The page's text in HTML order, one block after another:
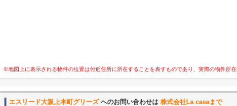
※地図上に表示される物件の位置は付近住所に所在することを表すものであり、実際の物件所在
エスリード大阪上本町グリーズへのお問い合わせは 株式会社La casaまで